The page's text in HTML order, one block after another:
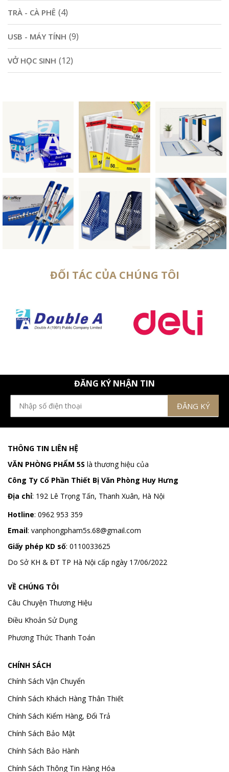
TRÀ - CÀ PHÊ (4)
USB - MÁY TÍNH (9)
VỞ HỌC SINH (12)
ĐỐI TÁC CỦA CHÚNG TÔI
ĐĂNG KÝ NHẬN TIN
THÔNG TIN LIÊN HỆ
VĂN PHÒNG PHẨM 5S là thương hiệu của
Công Ty Cổ Phần Thiết Bị Văn Phòng Huy Hưng
Địa chỉ: 192 Lê Trọng Tấn, Thanh Xuân, Hà Nội
Hotline: 0962 953 359
Email: vanphongpham5s.68@gmail.com
Giấy phép KD số: 0110033625
Do Sở KH & ĐT TP Hà Nội cấp ngày 17/06/2022
VỀ CHÚNG TÔI
Câu Chuyện Thương Hiệu
Điều Khoản Sử Dụng
Phương Thức Thanh Toán
CHÍNH SÁCH
Chính Sách Vận Chuyển
Chính Sách Khách Hàng Thân Thiết
Chính Sách Kiểm Hàng, Đổi Trả
Chính Sách Bảo Mật
Chính Sách Bảo Hành
Chính Sách Thông Tin Hàng Hóa